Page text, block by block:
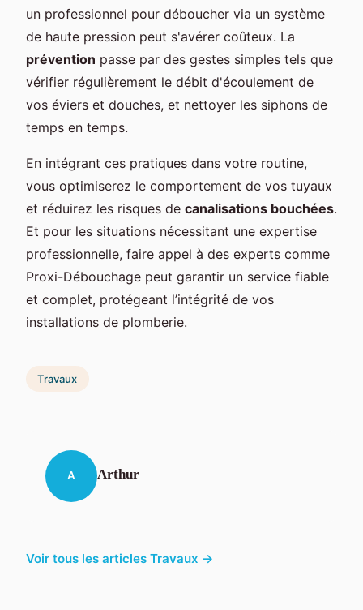
un professionnel pour déboucher via un système
de haute pression peut s'avérer coûteux. La
prévention passe par des gestes simples tels que
vérifier régulièrement le débit d'écoulement de
vos éviers et douches, et nettoyer les siphons de
temps en temps.
En intégrant ces pratiques dans votre routine,
vous optimiserez le comportement de vos tuyaux
et réduirez les risques de canalisations bouchées.
Et pour les situations nécessitant une expertise
professionnelle, faire appel à des experts comme
Proxi-Débouchage peut garantir un service fiable
et complet, protégeant l’intégrité de vos
installations de plomberie.
Travaux
A Arthur
Voir tous les articles Travaux →